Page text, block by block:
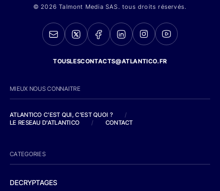
© 2026 Talmont Media SAS. tous droits réservés.
TOUSLESCONTACTS@ATLANTICO.FR
MIEUX NOUS CONNAITRE
ATLANTICO C'EST QUI, C'EST QUOI ?
/
LE RESEAU D'ATLANTICO
/ CONTACT
CATEGORIES
DECRYPTAGES